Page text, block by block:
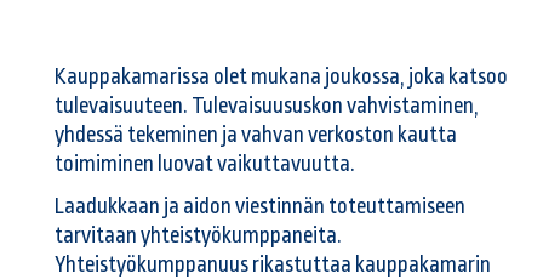
Kauppakamarissa olet mukana joukossa, joka katsoo
tulevaisuuteen. Tulevaisuususkon vahvistaminen,
yhdessä tekeminen ja vahvan verkoston kautta
toimiminen luovat vaikuttavuutta.
Laadukkaan ja aidon viestinnän toteuttamiseen
tarvitaan yhteistyökumppaneita.
Yhteistyökumppanuus rikastuttaa kauppakamarin